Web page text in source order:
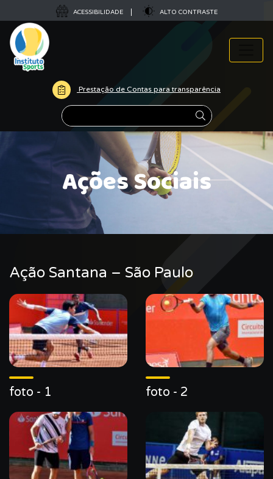
ACESSIBILIDADE ALTO CONTRASTE
Prestação de Contas para transparência
Pesquisar
Ações Sociais
Ação Santana – São Paulo
foto - 1 foto - 2